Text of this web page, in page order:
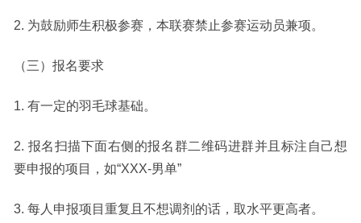
2. 为鼓励师生积极参赛，本联赛禁止参赛运动员兼项。
（三）报名要求
1. 有一定的羽毛球基础。
2. 报名扫描下面右侧的报名群二维码进群并且标注自己想
要申报的项目，如“XXX-男单”
3. 每人申报项目重复且不想调剂的话，取水平更高者。